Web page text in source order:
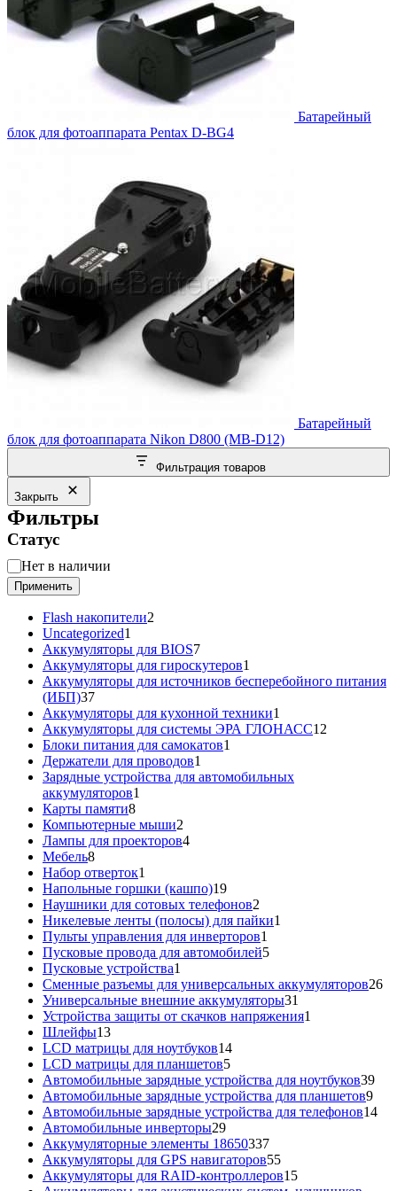
Батарейный
блок для фотоаппарата Pentax D-BG4
Батарейный
блок для фотоаппарата Nikon D800 (MB-D12)
Фильтрация товаров
Закрыть
Фильтры
Статус
Статус
Нет в наличии
Применить
Flash накопители2
Uncategorized1
товар
Аккумуляторы для BIOS77
товаров
Аккумуляторы для гироскутеров1
товар
Аккумуляторы для источников бесперебойного питания
(ИБП)3737
товаров
Аккумуляторы для кухонной техники1
товар
Аккумуляторы для системы ЭРА ГЛОНАСС12
Блоки питания для самокатов1
Держатели для проводов1
товар
Зарядные устройства для автомобильных
аккумуляторов1
Карты памяти88
товаров
Компьютерные мыши2
товара
Лампы для проекторов44
Мебель88
товаров
Набор отверток1
товар
Напольные горшки (кашпо)1919
товаров
Наушники для сотовых телефонов2
товара
Никелевые ленты (полосы) для пайки1
Пульты управления для инверторов1
товар
Пусковые провода для автомобилей55
Пусковые устройства1
товар
Сменные разъемы для универсальных аккумуляторов2626
Универсальные внешние аккумуляторы31
товар
Устройства защиты от скачков напряжения1
Шлейфы1313
товаров
LCD матрицы для ноутбуков1414
LCD матрицы для планшетов55
товаров
Автомобильные зарядные устройства для ноутбуков3939
Автомобильные зарядные устройства для планшетов99
Автомобильные зарядные устройства для телефонов1414
Автомобильные инверторы2929
товаров
Аккумуляторные элементы 18650337337
товаров
Аккумуляторы для GPS навигаторов5555
товаров
Аккумуляторы для RAID-контроллеров1515